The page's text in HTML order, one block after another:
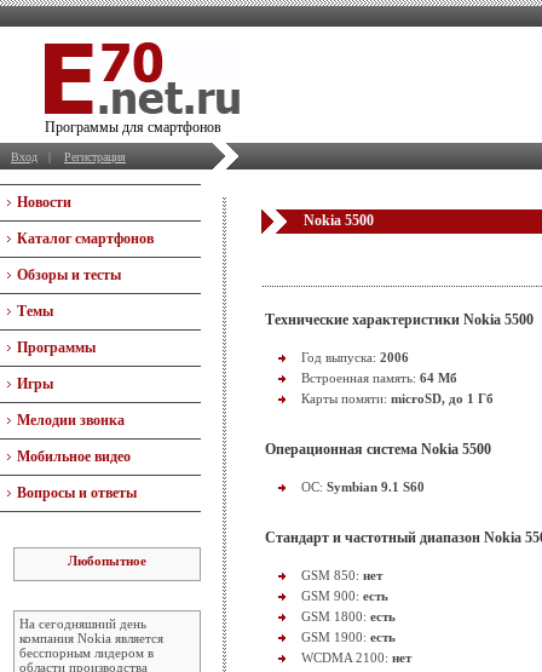
Программы для смартфонов
Вход | Регистрация
Новости
Каталог смартфонов
Обзоры и тесты
Темы
Программы
Игры
Мелодии звонка
Мобильное видео
Вопросы и ответы
Любопытное
На сегодняшний день
компания Nokia является
бесспорным лидером в
области производства
Nokia 5500
Технические характеристики Nokia 5500
Год выпуска: 2006
Встроенная память: 64 Мб
Карты помяти: microSD, до 1 Гб
Операционная система Nokia 5500
OC: Symbian 9.1 S60
Стандарт и частотный диапазон Nokia
GSM 850: нет
GSM 900: есть
GSM 1800: есть
GSM 1900: есть
WCDMA 2100: нет